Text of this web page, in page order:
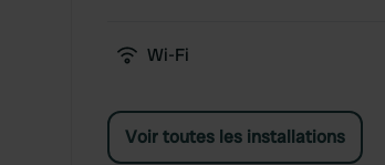
Wi-Fi
Voir toutes les installations